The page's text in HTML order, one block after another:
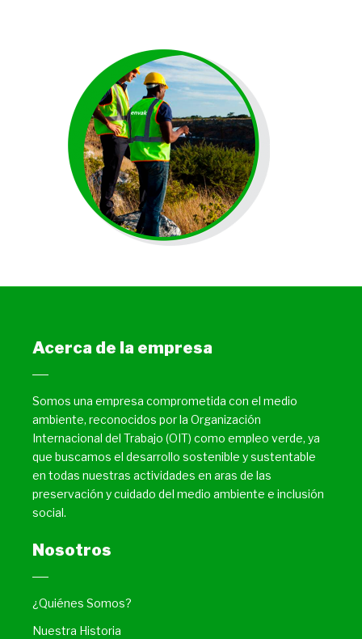
Acerca de la empresa
Somos una empresa comprometida con el medio
ambiente, reconocidos por la Organización
Internacional del Trabajo (OIT) como empleo verde, ya
que buscamos el desarrollo sostenible y sustentable
en todas nuestras actividades en aras de las
preservación y cuidado del medio ambiente e inclusión
social.
Nosotros
¿Quiénes Somos?
Nuestra Historia